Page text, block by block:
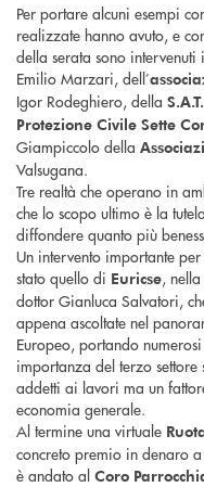
Per portare alcuni esempi
realizzate hanno avuto, e
della serata sono
Emilio Marzari, dell’
Igor Rodeghiero, della
Protezione Civile Sette
Giampiccolo della
Valsugana.
Tre realtà che operano in
che lo scopo ultimo è la
diffondere quanto più
Un intervento importante
stato quello di Euricse,
dottor Gianluca Salvatori,
appena ascoltate nel
Europeo, portando
importanza del terzo
addetti ai lavori ma un
economia generale.
Al termine una virtuale
concreto premio in denaro
è andato al Coro